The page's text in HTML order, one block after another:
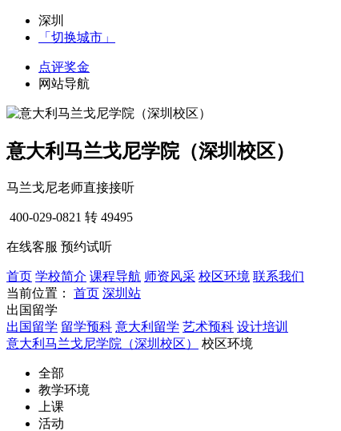
深圳
「切换城市」
点评奖金
网站导航
意大利马兰戈尼学院（深圳校区）
马兰戈尼老师直接接听
400-029-0821 转 49495
在线客服 预约试听
首页 学校简介 课程导航 师资风采 校区环境 联系我们
当前位置：
首页 深圳站
出国留学
出国留学 留学预科 意大利留学 艺术预科 设计培训
意大利马兰戈尼学院（深圳校区）
校区环境
全部
教学环境
上课
活动